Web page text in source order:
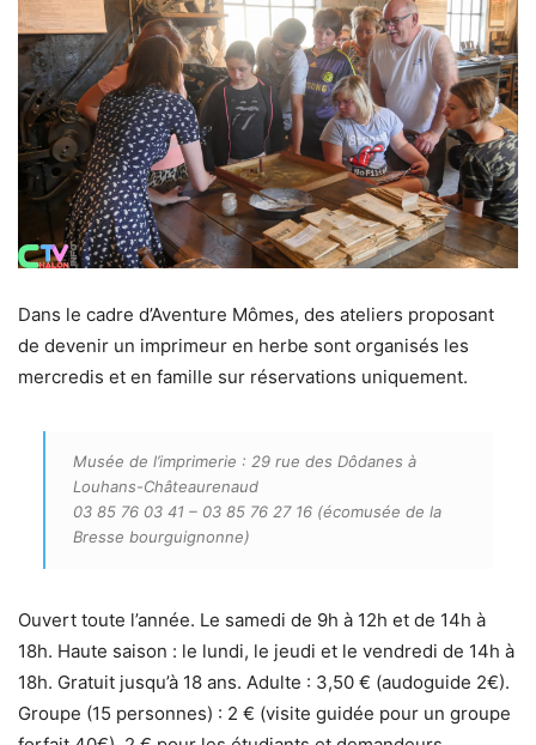
Dans le cadre d’Aventure Mômes, des ateliers proposant
de devenir un imprimeur en herbe sont organisés les
mercredis et en famille sur réservations uniquement.
Musée de l’imprimerie : 29 rue des Dôdanes à
Louhans-Châteaurenaud
03 85 76 03 41 – 03 85 76 27 16 (écomusée de la
Bresse bourguignonne)
Ouvert toute l’année. Le samedi de 9h à 12h et de 14h à
18h. Haute saison : le lundi, le jeudi et le vendredi de 14h à
18h. Gratuit jusqu’à 18 ans. Adulte : 3,50 € (audoguide 2€).
Groupe (15 personnes) : 2 € (visite guidée pour un groupe